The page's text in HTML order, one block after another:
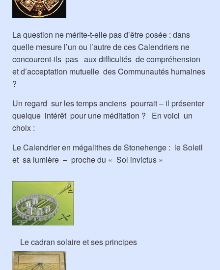
La question ne mérite-t-elle pas d’être posée : dans
quelle mesure l’un ou l’autre de ces Calendriers ne
concourent-ils pas aux difficultés de compréhension
et d’acceptation mutuelle des Communautés humaines
?
Un regard sur les temps anciens pourrait – il présenter
quelque intérêt pour une méditation ? En voici un
choix :
Le Calendrier en mégalithes de Stonehenge : le Soleil
et sa lumière – proche du « Sol invictus »
Le cadran solaire et ses principes